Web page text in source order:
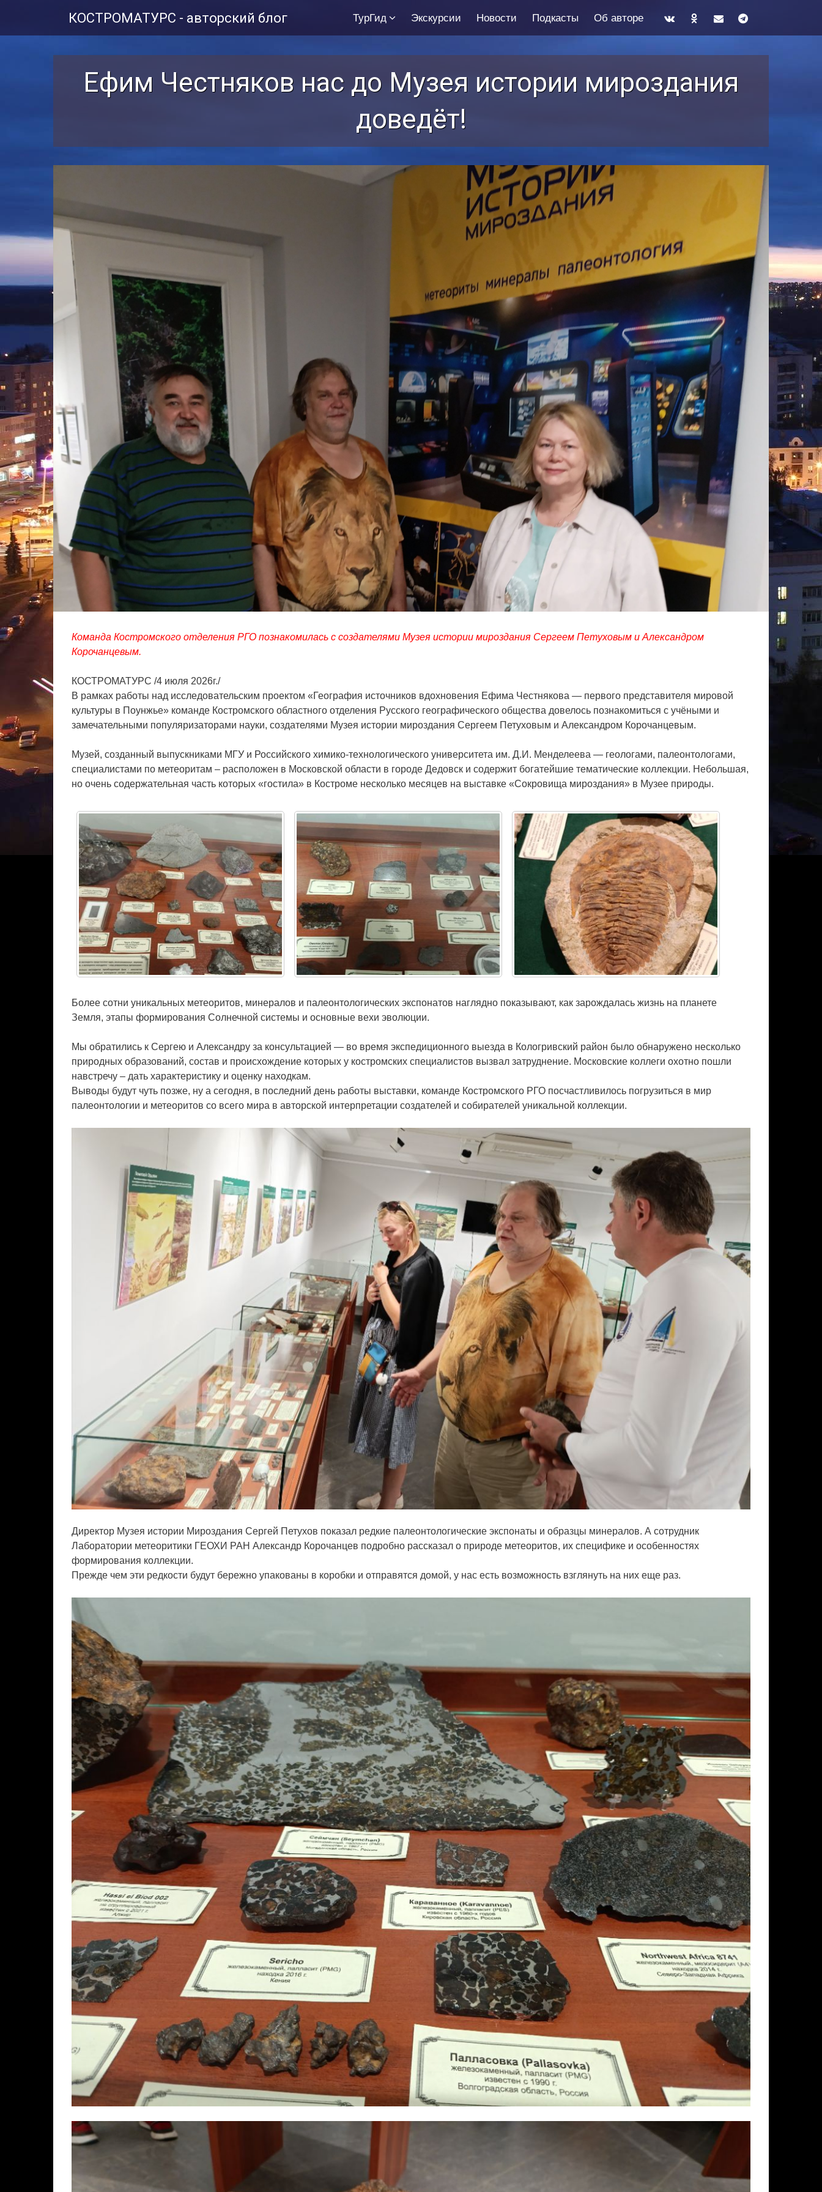
КОСТРОМАТУРС - авторский блог ТурГид Экскурсии Новости Подкасты Об авторе
Ефим Честняков нас до Музея истории мироздания
доведёт!
Команда Костромского отделения РГО познакомилась с создателями Музея истории мироздания Сергеем Петуховым и Александром
Корочанцевым.
КОСТРОМАТУРС /4 июля 2026г./
В рамках работы над исследовательским проектом «География источников вдохновения Ефима Честнякова — первого представителя мировой
культуры в Поунжье» команде Костромского областного отделения Русского географического общества довелось познакомиться с учёными и
замечательными популяризаторами науки, создателями Музея истории мироздания Сергеем Петуховым и Александром Корочанцевым.
Музей, созданный выпускниками МГУ и Российского химико-технологического университета им. Д.И. Менделеева — геологами, палеонтологами,
специалистами по метеоритам – расположен в Московской области в городе Дедовск и содержит богатейшие тематические коллекции. Небольшая,
но очень содержательная часть которых «гостила» в Костроме несколько месяцев на выставке «Сокровища мироздания» в Музее природы.
Более сотни уникальных метеоритов, минералов и палеонтологических экспонатов наглядно показывают, как зарождалась жизнь на планете
Земля, этапы формирования Солнечной системы и основные вехи эволюции.
Мы обратились к Сергею и Александру за консультацией — во время экспедиционного выезда в Кологривский район было обнаружено несколько
природных образований, состав и происхождение которых у костромских специалистов вызвал затруднение. Московские коллеги охотно пошли
навстречу – дать характеристику и оценку находкам.
Выводы будут чуть позже, ну а сегодня, в последний день работы выставки, команде Костромского РГО посчастливилось погрузиться в мир
палеонтологии и метеоритов со всего мира в авторской интерпретации создателей и собирателей уникальной коллекции.
Директор Музея истории Мироздания Сергей Петухов показал редкие палеонтологические экспонаты и образцы минералов. А сотрудник
Лаборатории метеоритики ГЕОХИ РАН Александр Корочанцев подробно рассказал о природе метеоритов, их специфике и особенностях
формирования коллекции.
Прежде чем эти редкости будут бережно упакованы в коробки и отправятся домой, у нас есть возможность взглянуть на них еще раз.